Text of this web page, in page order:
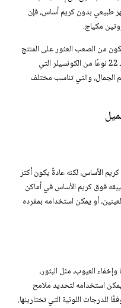
طبيعي بدون كريم أساس، فإن
مكياج.
من الصعب العثور على المنتج
المناسب لك. لهذا السبب، قمنا بتجميع قائمة بـ 22 نوعًا من الكونسيلر التي
الجمال، والتي تناسب مختلف
الأساس، لكنه عادةً يكون أكثر
فوق كريم الأساس في أماكن
أو يمكن استخدامه بمفرده
العيوب، مثل البثور،
يمكن استخدامه لتحديد ملامح
للدرجات اللونية التي تختارينها.